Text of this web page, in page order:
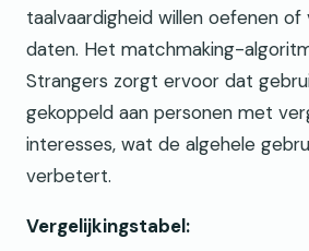
taalvaardigheid willen oefenen of
daten. Het matchmaking-
Strangers zorgt ervoor dat
gekoppeld aan personen met
interesses, wat de algehele
verbetert.
Vergelijkingstabel: